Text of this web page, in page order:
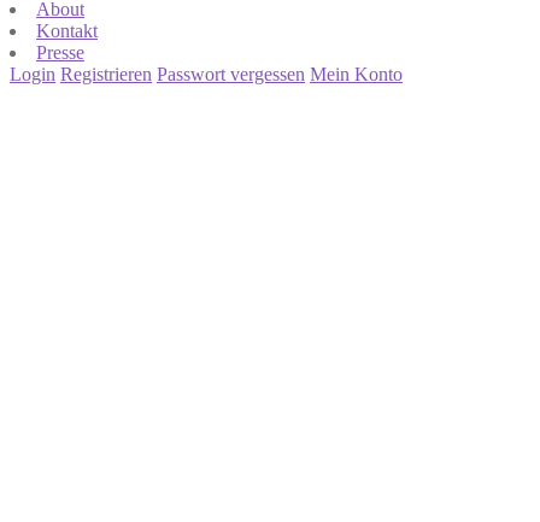
About
Kontakt
Presse
Login Registrieren Passwort vergessen Mein Konto